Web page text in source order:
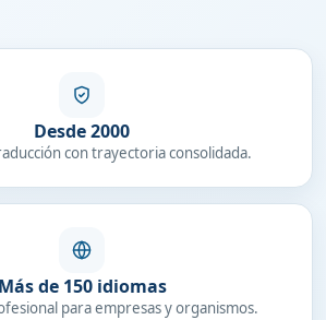
Desde 2000
con trayectoria consolidada.
Más de 150 idiomas
para empresas y organismos.